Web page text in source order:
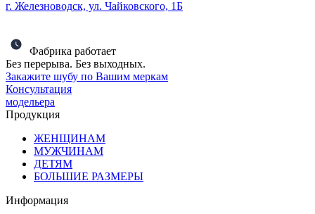
г. Железноводск, ул. Чайковского, 1Б
Фабрика работает
Без перерыва. Без выходных.
Закажите шубу по Вашим меркам
Консультация
модельера
Продукция
ЖЕНЩИНАМ
МУЖЧИНАМ
ДЕТЯМ
БОЛЬШИЕ РАЗМЕРЫ
Информация